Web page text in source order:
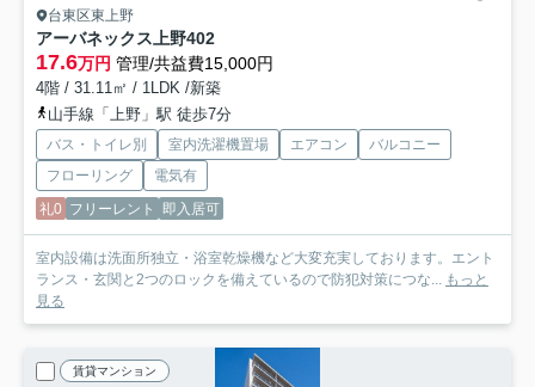
台東区東上野
アーバネックス上野402
17.6万円 管理/共益費15,000円
4階 / 31.11㎡ / 1LDK /新築
山手線「上野」駅 徒歩7分
バス・トイレ別 室内洗濯機置場 エアコン
バルコニー
フローリング
電気有
礼0 フリーレント 即入居可
室内設備は洗面所独立・浴室乾燥機など大変充実しております。エント
ランス・玄関と2つのロックを備えているので防犯対策につな...
もっと
見る
賃貸マンション